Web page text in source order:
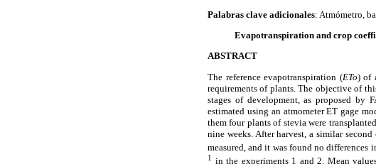
Palabras clave adicionales: Atmómetro,
Evapotranspiration and crop
ABSTRACT
The reference evapotranspiration (ETo) of
requirements of plants. The objective of
stages of development, as proposed by
estimated using an atmometer ET gage
them four plants of stevia were
nine weeks. After harvest, a similar
measured, and it was found no differences
1 in the experiments 1 and 2. Mean